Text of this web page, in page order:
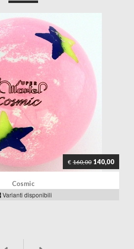
€ 160,00 140,00
Cosmic
Varianti disponibili